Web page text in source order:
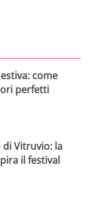
come
perfetti
di Vitruvio: la
il festival